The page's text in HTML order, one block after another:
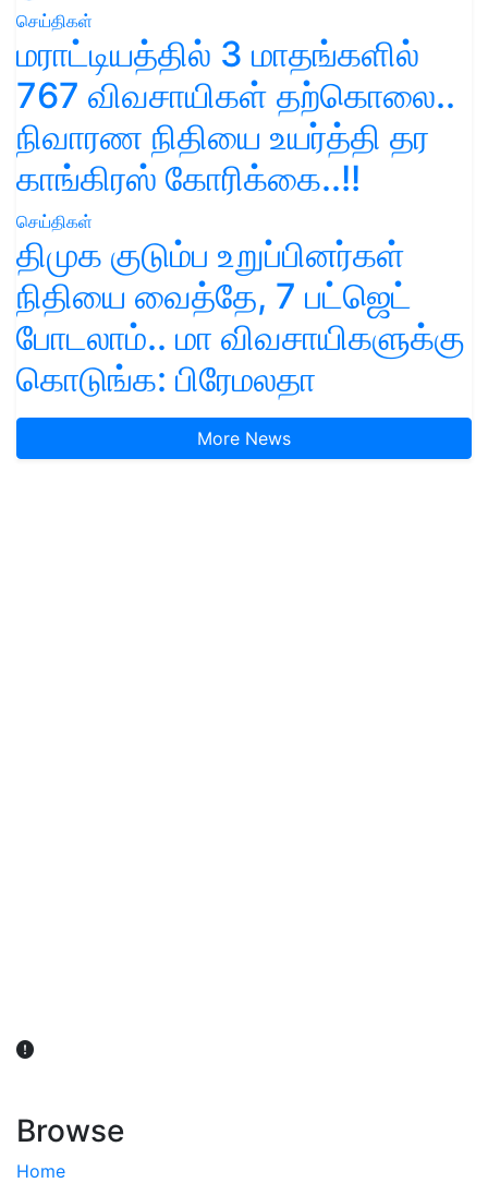
செய்திகள்
மராட்டியத்தில் 3 மாதங்களில்
767 விவசாயிகள் தற்கொலை..
நிவாரண நிதியை உயர்த்தி தர
காங்கிரஸ் கோரிக்கை..!!
செய்திகள்
திமுக குடும்ப உறுப்பினர்கள்
நிதியை வைத்தே, 7 பட்ஜெட்
போடலாம்.. மா விவசாயிகளுக்கு
கொடுங்க: பிரேமலதா
More News
Browse
Home